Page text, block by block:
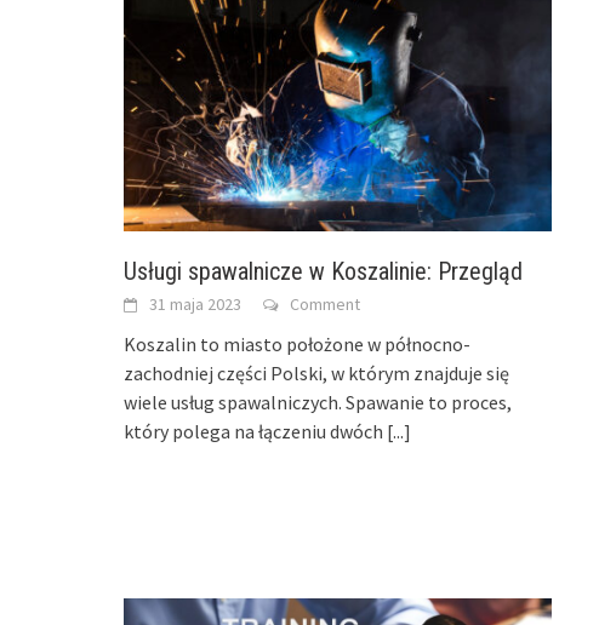
Usługi spawalnicze w Koszalinie: Przegląd
31 maja 2023 Comment
Koszalin to miasto położone w północno-
zachodniej części Polski, w którym znajduje się
wiele usług spawalniczych. Spawanie to proces,
który polega na łączeniu dwóch [...]